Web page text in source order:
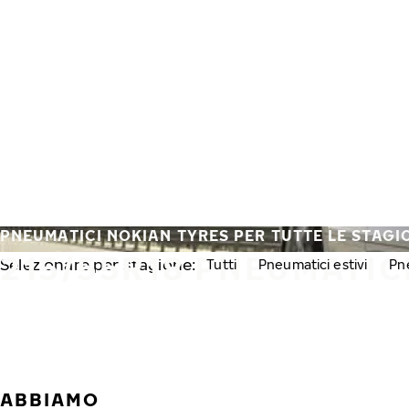
215/55R18
PNEUMATICI NOKIAN TYRES PER TUTTE LE
Selezionare per stagione: Tutti Pneumatici estivi
ABBIAMO